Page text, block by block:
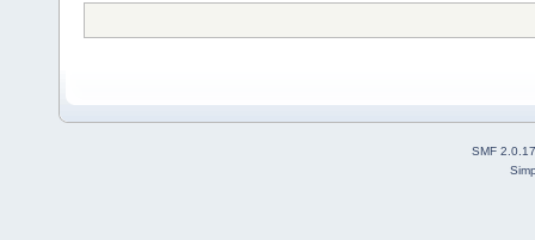
SMF 2.0.17